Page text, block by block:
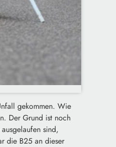
gekommen. Wie
Der Grund ist noch
sind,
die B25 an dieser